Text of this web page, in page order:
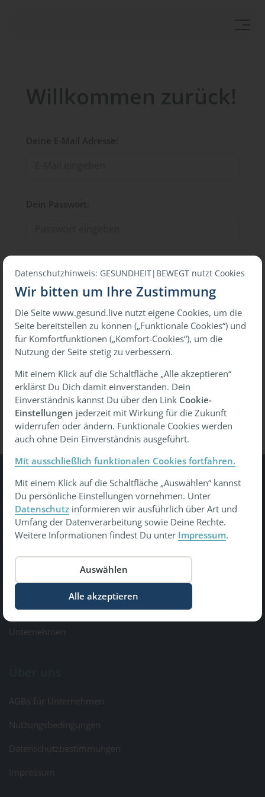
oder
Mit einmaligem Link anmelden
Passwort vergessen?Wiederherstellen
Gesundheit Bewegt
Tu was - gesund leben, gesund arbeiten, gesund älter
werden
All Rights Reserved
Informationen
Kontakt & Feedback
Unternehmen
AGBs für Unternehmen
Nutzungsbedingungen
Datenschutzbestimmungen
Impressum
Datenschutzhinweis: GESUNDHEIT|BEWEGT nutzt Cookies
Wir bitten um Ihre Zustimmung
Die Seite www.gesund.live nutzt eigene Cookies, um die
Seite bereitstellen zu können („Funktionale Cookies“) und
für Komfortfunktionen („Komfort-Cookies“), um die
Nutzung der Seite stetig zu verbessern.
Mit einem Klick auf die Schaltfläche „Alle akzeptieren“
erklärst Du Dich damit einverstanden. Dein
Einverständnis kannst Du über den Link Cookie-
Einstellungen jederzeit mit Wirkung für die Zukunft
widerrufen oder ändern. Funktionale Cookies werden
auch ohne Dein Einverständnis ausgeführt.
Mit ausschließlich funktionalen Cookies fortfahren.
Mit einem Klick auf die Schaltfläche „Auswählen“ kannst
Du persönliche Einstellungen vornehmen. Unter
Datenschutz informieren wir ausführlich über Art und
Umfang der Datenverarbeitung sowie Deine Rechte.
Weitere Informationen findest Du unter Impressum.